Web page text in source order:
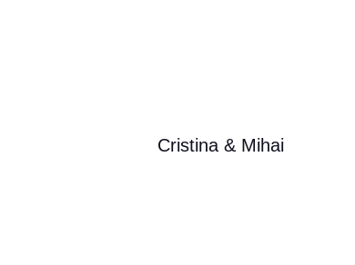
Cristina & Mihai